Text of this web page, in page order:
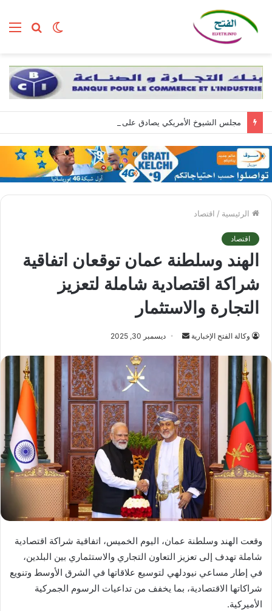
بحث الوضع
مجلس الشيوخ الأمريكي يصادق على تعيين تود بلانش وزيرا للعدل
الرئيسية / اقتصاد
اقتصاد
الهند وسلطنة عمان توقعان اتفاقية
شراكة اقتصادية شاملة لتعزيز
التجارة والاستثمار
وكالة الفتح الإخبارية
أرسل
إلكترونيا
ديسمبر 30, 2025
وقعت الهند وسلطنة عمان، اليوم الخميس، اتفاقية شراكة اقتصادية
شاملة تهدف إلى تعزيز التعاون التجاري والاستثماري بين البلدين،
في إطار مساعي نيودلهي لتوسيع علاقاتها في الشرق الأوسط وتنويع
شراكاتها الاقتصادية، بما يخفف من تداعيات الرسوم الجمركية
الأميركية.